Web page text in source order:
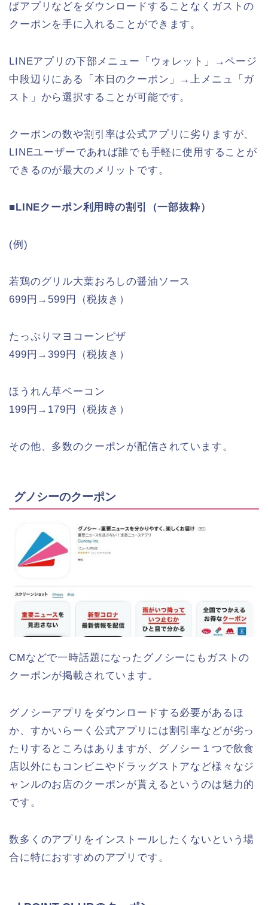
ばアプリなどをダウンロードすることなくガストの
クーポンを手に入れることができます。
LINEアプリの下部メニュー「ウォレット」→ページ
中段辺りにある「本日のクーポン」→上メニュ「ガ
スト」から選択することが可能です。
クーポンの数や割引率は公式アプリに劣りますが、
LINEユーザーであれば誰でも手軽に使用することが
できるのが最大のメリットです。
■LINEクーポン利用時の割引（一部抜粋）
(例)
若鶏のグリル大葉おろしの醤油ソース
699円→599円（税抜き）
たっぷりマヨコーンピザ
499円→399円（税抜き）
ほうれん草ベーコン
199円→179円（税抜き）
その他、多数のクーポンが配信されています。
グノシーのクーポン
CMなどで一時話題になったグノシーにもガストの
クーポンが掲載されています。
グノシーアプリをダウンロードする必要があるほ
か、すかいらーく公式アプリには割引率などが劣っ
たりするところはありますが、グノシー１つで飲食
店以外にもコンビニやドラッグストアなど様々なジ
ャンルのお店のクーポンが貰えるというのは魅力的
です。
数多くのアプリをインストールしたくないという場
合に特におすすめのアプリです。